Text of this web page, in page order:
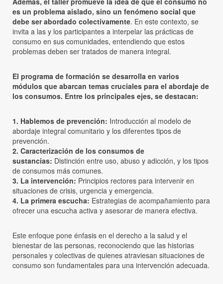
es un problema aislado, sino un fenómeno social que
debe ser abordado colectivamente. En este contexto, se
invita a las y los participantes a interpelar las prácticas de
consumo en sus comunidades, entendiendo que estos
problemas deben ser tratados de manera integral.
El programa de formación se desarrolla en varios
módulos que abarcan temas cruciales para el abordaje de
los consumos. Entre los principales ejes, se destacan:
1. Hablemos de prevención: Introducción al modelo de
abordaje integral comunitario y los diferentes tipos de
prevención.
2. Caracterización de los consumos de
sustancias: Distinción entre uso, abuso y adicción, y los tipos
de consumos más comunes.
3. La intervención: Principios rectores para intervenir en
situaciones de crisis, urgencia y emergencia.
4. La primera escucha: Estrategias de acompañamiento para
ofrecer una escucha activa y asesorar de manera efectiva.
Este enfoque pone énfasis en el derecho a la salud y el
bienestar de las personas, reconociendo que las historias
personales y colectivas de quienes atraviesan situaciones de
consumo son fundamentales para una intervención adecuada.